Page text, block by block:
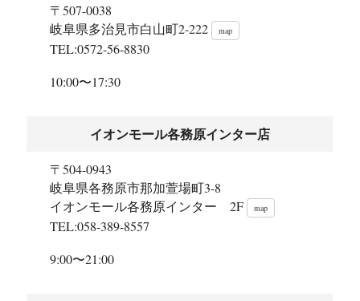
〒507-0038
岐阜県多治見市白山町2-222
map
TEL:0572-56-8830
10:00〜17:30
イオンモール各務原インター店
〒504-0943
岐阜県各務原市那加萱場町3-8
イオンモール各務原インター 2F
map
TEL:058-389-8557
9:00〜21:00